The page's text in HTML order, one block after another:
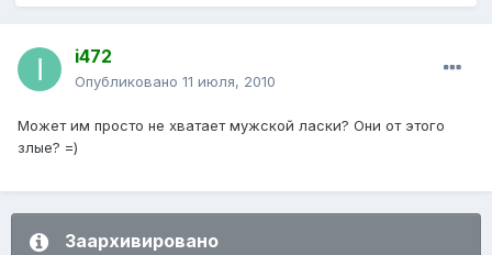
i472
Опубликовано 11 июля, 2010
Может им просто не хватает мужской ласки? Они от этого
злые? =)
Заархивировано